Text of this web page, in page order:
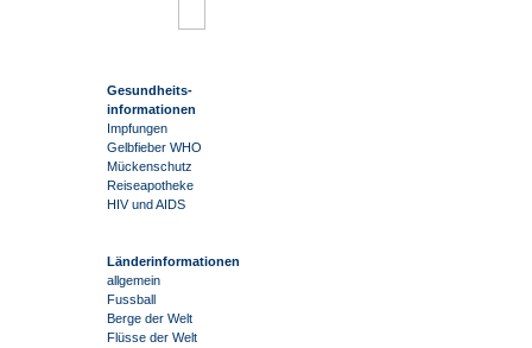
Gesundheits-
informationen
Impfungen
Gelbfieber WHO
Mückenschutz
Reiseapotheke
HIV und AIDS
Länderinformationen
allgemein
Fussball
Berge der Welt
Flüsse der Welt